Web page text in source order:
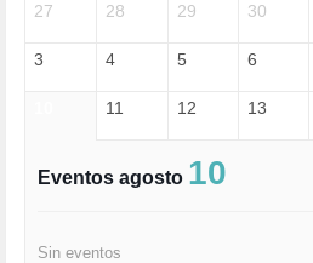
EMIGRACIÓN (4)
ESPECULACIÓN (2)
FASCISMO (57)
FEMINISMO (504)
FILOSOFÍA (6)
GENOCIDIO (1)
27 28 29 30
3 4 5 6
11 12 13
Eventos agosto 10
Sin eventos